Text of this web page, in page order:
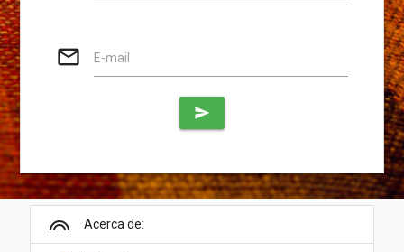
mail_outline E-mail
send
looks Acerca de: